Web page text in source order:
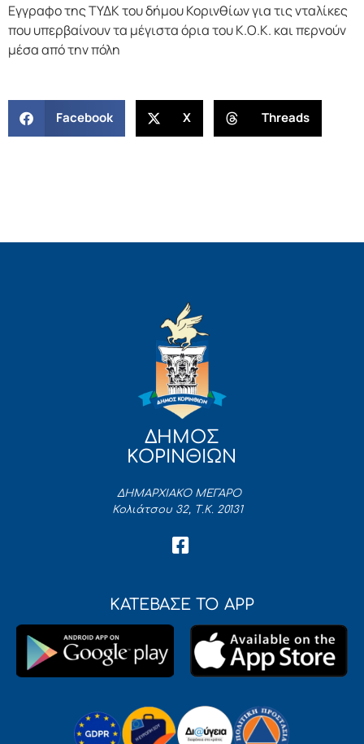
Εγγραφο της ΤΥΔΚ του δήμου Κορινθίων για τις νταλίκες
που υπερβαίνουν τα μέγιστα όρια του Κ.Ο.Κ. και περνούν
μέσα από την πόλη
Facebook X Threads
ΔΗΜΟΣ
ΚΟΡΙΝΘΙΩΝ
ΔΗΜΑΡΧΙΑΚΟ ΜΕΓΑΡΟ
Κολιάτσου 32, Τ.Κ. 20131
ΚΑΤΕΒΑΣΕ ΤΟ APP